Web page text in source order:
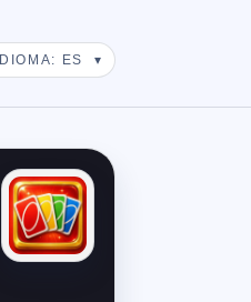
IDIOMA: ES